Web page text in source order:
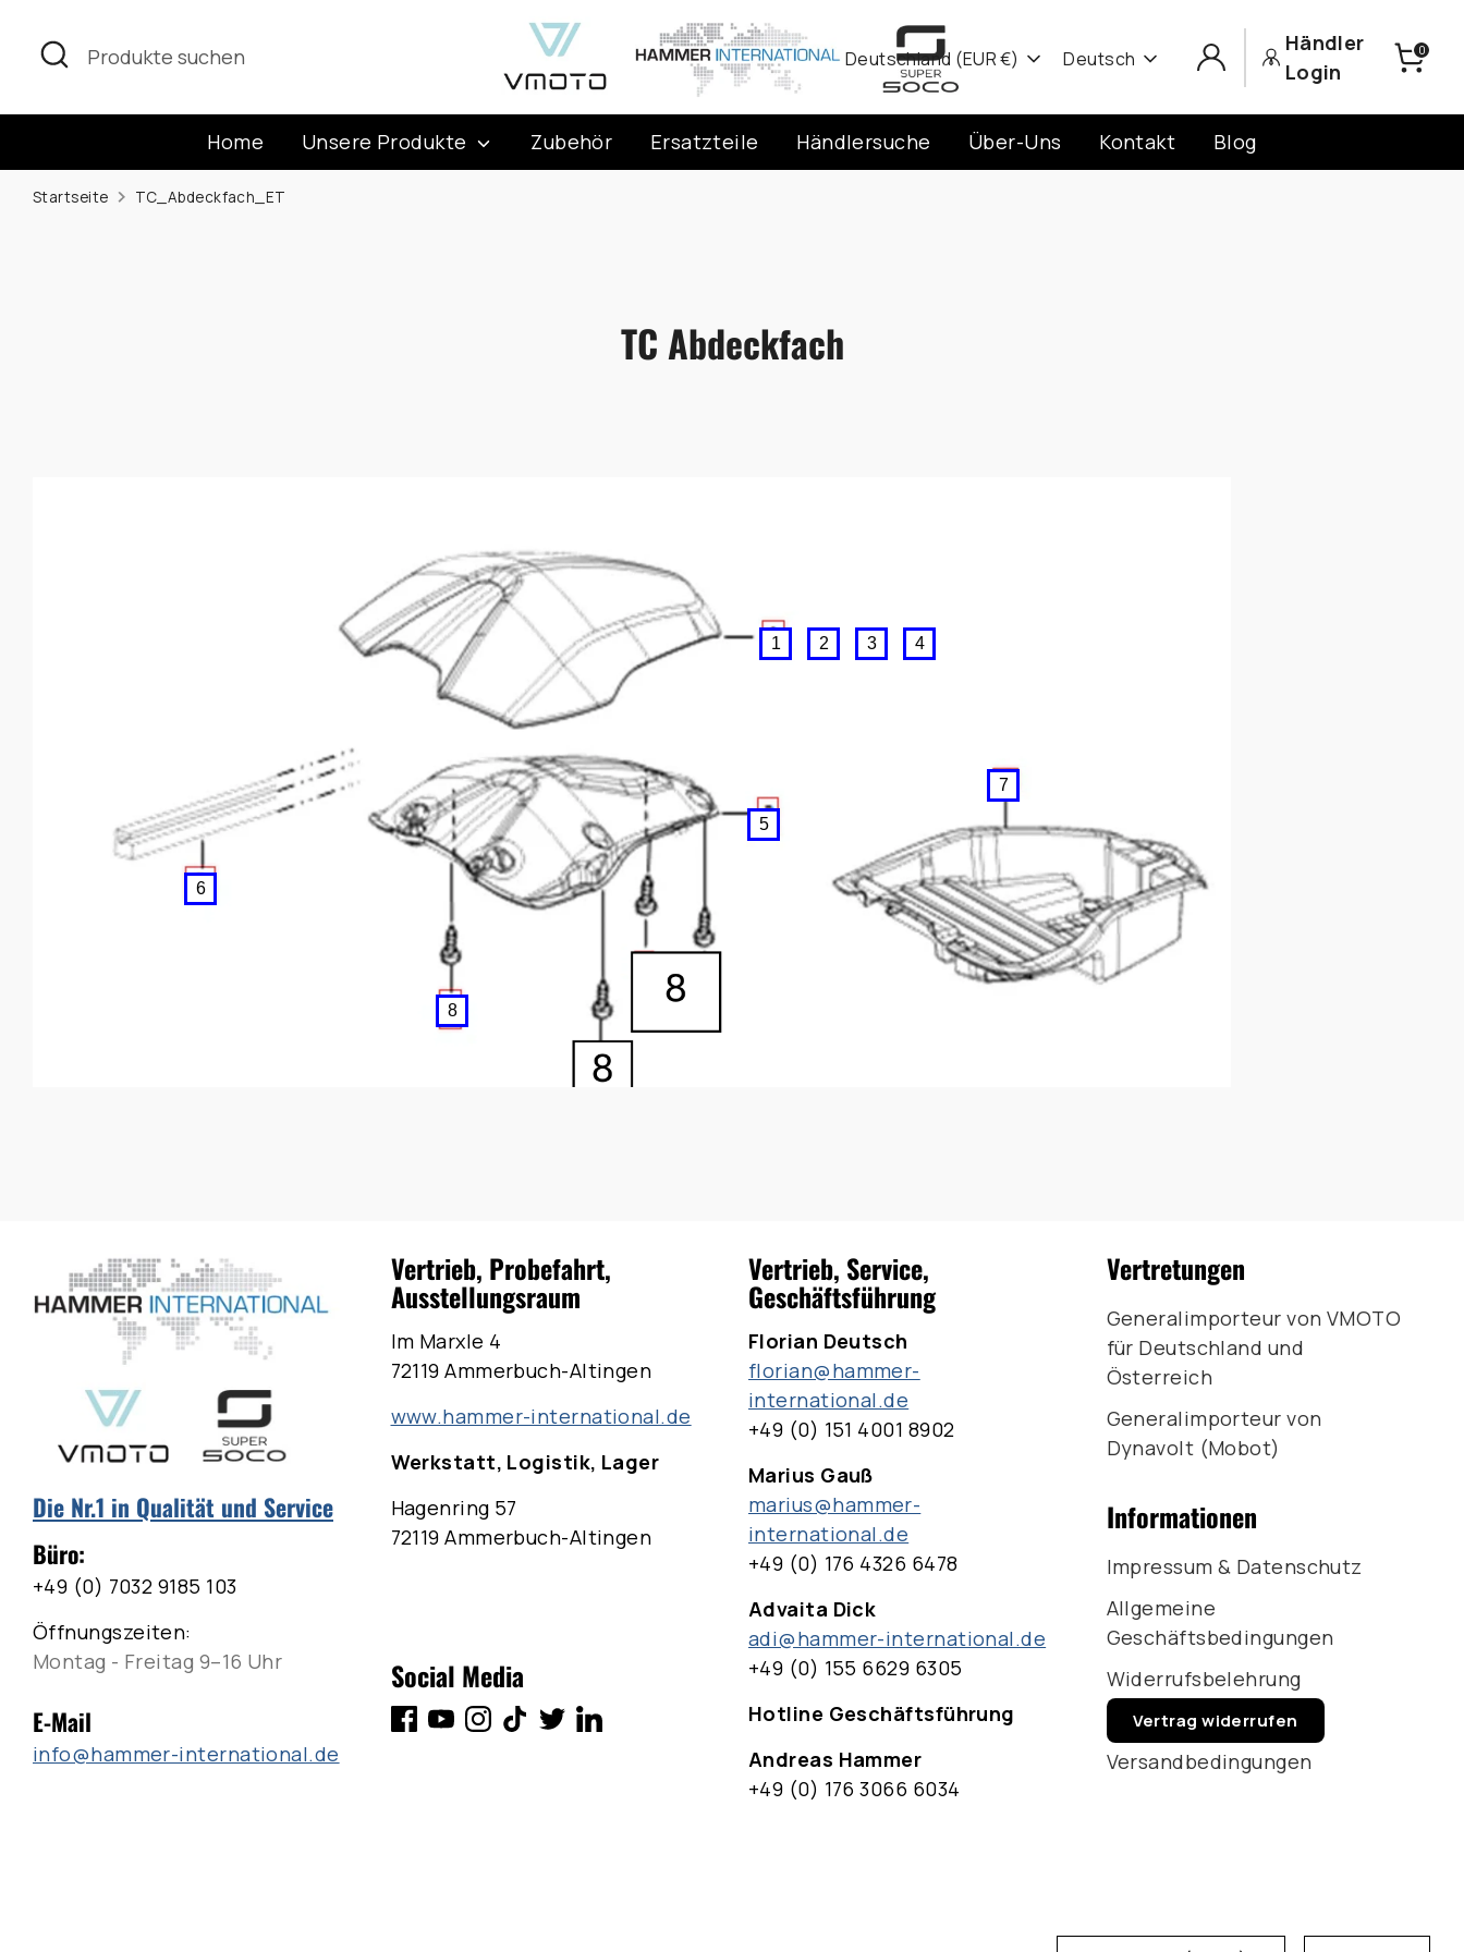
Inhalt
Suchen
Produkte
suchen
Währung
Deutschland (EUR €) Sprache
Deutsch
Händler
Login
0
Home Unsere Produkte Zubehör Ersatzteile Händlersuche Über-Uns Kontakt Blog
Startseite TC_Abdeckfach_ET
TC Abdeckfach
Die Nr.1 in Qualität und Service
Büro:
+49 (0) 7032 9185 103
Öffnungszeiten:
Montag - Freitag 9–16 Uhr
E-Mail
info@hammer-international.de
Vertrieb, Probefahrt,
Ausstellungsraum
Im Marxle 4
72119 Ammerbuch-Altingen
www.hammer-international.de
Werkstatt, Logistik, Lager
Hagenring 57
72119 Ammerbuch-Altingen
Social Media
Vertrieb, Service,
Geschäftsführung
Florian Deutsch
florian@hammer-
international.de
+49 (0) 151 4001 8902
Marius Gauß
marius@hammer-
international.de
+49 (0) 176 4326 6478
Advaita Dick
adi@hammer-international.de
+49 (0) 155 6629 6305
Hotline Geschäftsführung
Andreas Hammer
+49 (0) 176 3066 6034
Vertretungen
Generalimporteur von VMOTO
für Deutschland und
Österreich
Generalimporteur von
Dynavolt (Mobot)
Informationen
Impressum & Datenschutz
Allgemeine
Geschäftsbedingungen
Widerrufsbelehrung
Vertrag widerrufen
Versandbedingungen